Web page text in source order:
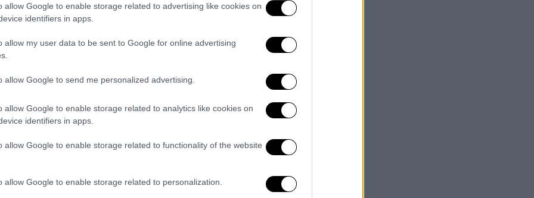
allow Google to enable storage related to advertising like cookies on
identifiers in apps.
allow my user data to be sent to Google for online advertising
allow Google to send me personalized advertising.
allow Google to enable storage related to analytics like cookies on
identifiers in apps.
allow Google to enable storage related to functionality of the website
allow Google to enable storage related to personalization.
ευρώ σε 35.362 δικαιούχους για
και ατυχημάτων, καθώς και για έξοδα
ευρώ σε 385 δικαιούχους για
24.000.000 ευρώ σε 950
εφάπαξ.
για επιδόματα ανεργίας και λοιπά